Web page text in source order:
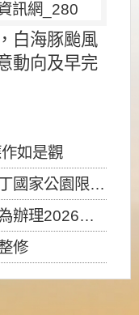
白海豚颱風
動向及早完
如是觀
、範圍、時間及行為」，自即日生效。
域警戒及協調相關事宜，因颱風備案事宜
修